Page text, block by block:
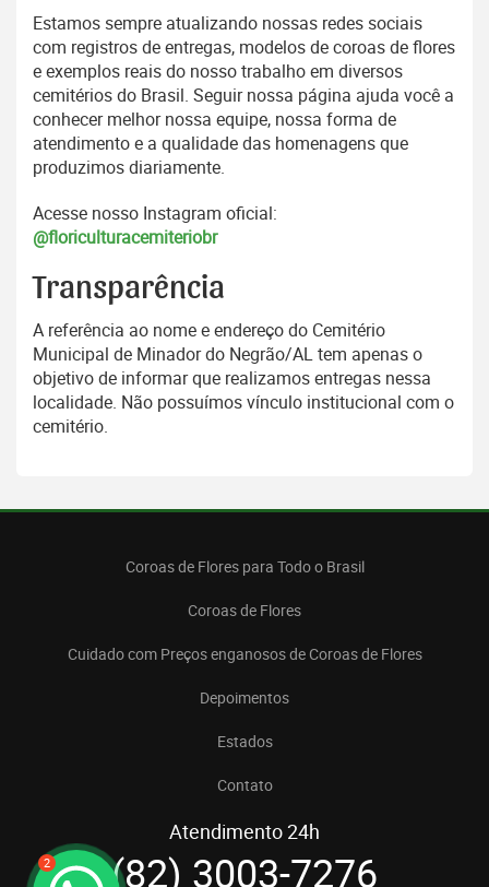
2
Estamos sempre atualizando nossas redes sociais
com registros de entregas, modelos de coroas de flores
e exemplos reais do nosso trabalho em diversos
cemitérios do Brasil. Seguir nossa página ajuda você a
conhecer melhor nossa equipe, nossa forma de
atendimento e a qualidade das homenagens que
produzimos diariamente.
Acesse nosso Instagram oficial:
@floriculturacemiteriobr
Transparência
A referência ao nome e endereço do Cemitério
Municipal de Minador do Negrão/AL tem apenas o
objetivo de informar que realizamos entregas nessa
localidade. Não possuímos vínculo institucional com o
cemitério.
Coroas de Flores para Todo o Brasil
Coroas de Flores
Cuidado com Preços enganosos de Coroas de Flores
Depoimentos
Estados
Contato
Atendimento 24h
(82) 3003-7276